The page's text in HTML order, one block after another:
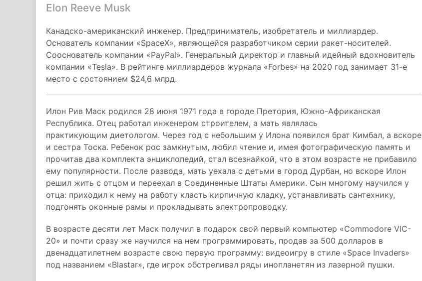
Elon Reeve Musk
Канадско-американский инженер. Предприниматель, изобретатель и миллиардер.
Основатель компании «SpaceX», являющейся разработчиком серии ракет-носителей.
Сооснователь компании «PayPal». Генеральный директор и главный идейный вдохновитель
компании «Tesla». В рейтинге миллиардеров журнала «Forbes» на 2020 год занимает 31-е
место с состоянием $24,6 млрд.
Илон Рив Маск родился 28 июня 1971 года в городе Претория, Южно-Африканская
Республика. Отец работал инженером строителем, а мать являлась
практикующим диетологом. Через год с небольшим у Илона появился брат Кимбал, а вскоре
и сестра Тоска. Ребенок рос замкнутым, любил чтение и, имея фотографическую память и
прочитав два комплекта энциклопедий, стал всезнайкой, что в этом возрасте не прибавило
ему популярности. После развода, мать уехала с детьми в город Дурбан, но вскоре Илон
решил жить с отцом и переехал в Соединенные Штаты Америки. Сын многому научился у
отца: приходил к нему на работу класть кирпичную кладку, устанавливать сантехнику,
подгонять оконные рамы и прокладывать электропроводку.
В возрасте десяти лет Маск получил в подарок свой первый компьютер «Commodore VIC-
20» и почти сразу же научился на нем программировать, продав за 500 долларов в
двенадцатилетнем возрасте свою первую программу: видеоигру в стиле «Space Invaders»
под названием «Blastar», где игрок обстреливал ряды инопланетян из лазерной пушки.